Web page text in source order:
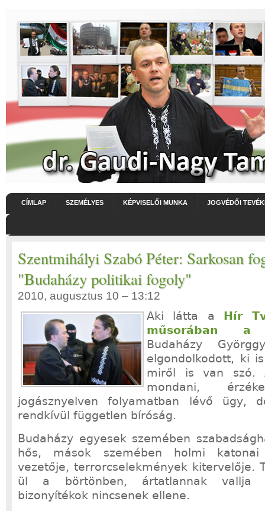
CÍMLAP SZEMÉLYES KÉPVISELŐI MUNKA JOGVÉDŐI
Szentmihályi Szabó Péter: Sarkosan
"Budaházy politikai fogoly"
2010, augusztus 10 – 13:12
Aki látta a Hír
műsorában a
Budaházy
elgondolkodott, ki
miről is van szó.
mondani,
jogásznyelven folyamatban lévő ügy,
rendkívül független bíróság.
Budaházy egyesek szemében
hős, mások szemében holmi
vezetője, terrorcselekmények kitervelője.
ül a börtönben, ártatlannak vallja
bizonyítékok nincsenek ellene.